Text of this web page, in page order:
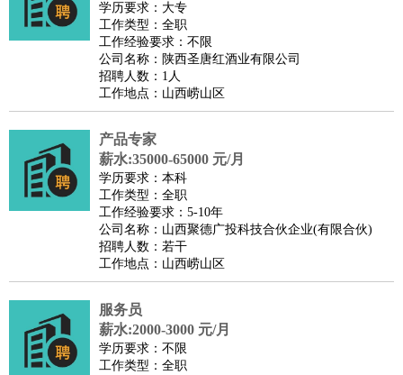
学历要求：大专
工作类型：全职
工作经验要求：不限
公司名称：陕西圣唐红酒业有限公司
招聘人数：1人
工作地点：山西崂山区
产品专家
薪水:35000-65000 元/月
学历要求：本科
工作类型：全职
工作经验要求：5-10年
公司名称：山西聚德广投科技合伙企业(有限合伙)
招聘人数：若干
工作地点：山西崂山区
服务员
薪水:2000-3000 元/月
学历要求：不限
工作类型：全职